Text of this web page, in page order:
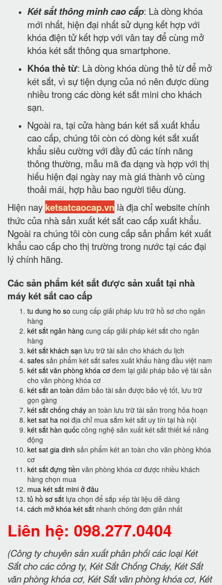
Két sắt thông minh cao cấp: Là dòng khóa
mới nhất, hiện đại nhất sử dụng kết hợp với
khóa điện tử kết hợp với vân tay để cùng mở
khóa két sắt thông qua smartphone.
Khóa thẻ từ: Là dòng khóa dùng thẻ từ để mở
két sắt, vì sự tiện dụng của nó nên được dùng
nhiều trong các dòng két sắt mini cho khách
sạn.
Ngoài ra, tại cửa hàng bán két sắ xuất khẩu
cao cấp, chúng tôi còn có dòng két sắt xuất
khẩu siêu cường với đầy đủ các tính năng
thông thường, mẫu mã đa dạng và hợp với thị
hiếu hiện đại ngày nay mà giá thành vô cùng
thoải mái, hợp hầu bao người tiêu dùng.
Hiện nay ketsatcaocap.vn là địa chỉ website chính
thức của nhà sản xuất két sắt cao cấp xuất khẩu.
Ngoài ra chúng tôi còn cung cấp sản phẩm két xuất
khẩu cao cấp cho thị trường trong nước tại các đại
lý chính hãng.
Các sản phẩm két sắt được sản xuất tại nhà
máy két sắt cao cấp
tu dung ho so cung cấp giải pháp lưu trữ hồ sơ cho ngân
hàng
két sắt ngân hàng cung cấp giải pháp két sắt cho ngân
hàng
két sắt khách sạn lưu trữ tài sản cho khách du lịch
safes sản phẩm két sắt safes xuât khẩu hàng đầu việt nam
két sắt văn phòng khóa cơ đem lại giải pháp bảo vệ tài sản
cho văn phòng khóa cơ
két sắt an toàn đảm bảo tài sản được bảo vệ tốt, lưu trữ
gọn gàng
két sắt chống cháy an toàn lưu trữ tài sản trong hỏa hoạn
ket sat ha noi địa chỉ mua sắm két sắt uy tín tại hà nội
két sắt hàn quốc công nghệ sản xuất két sắt thiết kế năng
động
ket sat gia dinh sản phẩm két an toàn cho văn phòng khóa
cơ
két sắt đựng tiền văn phòng khóa cơ được nhiều khách
hàng chọn mua
mua két sắt mini ở đâu
tủ hồ sơ sắt lựa chọn để sắp xếp tài liệu dễ dàng
cách mở khóa két sắt nhanh chóng đơn giản nhất
Liên hệ: 098.277.0404
(Công ty chuyên sản xuất phân phối các loại Két
Sắt cho các công ty, Két Sắt Chống Cháy, Két Sắt
văn phòng khóa cơ, Két Sắt văn phòng khóa cơ, Két